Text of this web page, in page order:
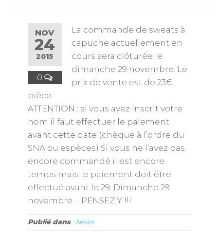
NOV
24
2015
0
La commande de sweats à
capuche actuellement en
cours sera clôturée le
dimanche 29 novembre. Le
prix de vente est de 23€
pièce.
ATTENTION : si vous avez inscrit votre
nom il faut effectuer le paiement
avant cette date (chèque à l’ordre du
SNA ou espèces) Si vous ne l’avez pas
encore commandé il est encore
temps mais le paiement doit être
effectué avant le 29. Dimanche 29
novembre ….PENSEZ Y !!!
Publié dans News